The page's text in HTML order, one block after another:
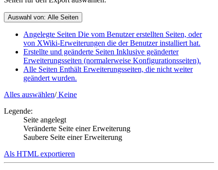
Auswahl von: Alle Seiten
Angelegte Seiten Die vom Benutzer erstellten Seiten, oder
von XWiki-Erweiterungen die der Benutzer installiert hat.
Erstellte und geänderte Seiten Inklusive geänderter
Erweiterungsseiten (normalerweise Konfigurationsseiten).
Alle Seiten Enthält Erweiterungsseiten, die nicht weiter
geändert wurden.
Alles auswählen/Keine
Legende:
Seite angelegt
Veränderte Seite einer Erweiterung
Saubere Seite einer Erweiterung
Als HTML exportieren